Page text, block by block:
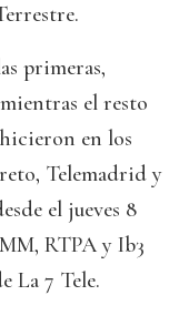
primeras,
el resto
en los
Telemadrid y
el jueves 8
RTPA y Ib3
La 7 Tele.